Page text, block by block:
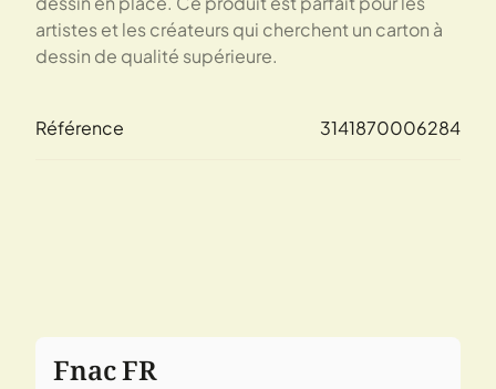
artistes et les créateurs qui cherchent un carton à
dessin de qualité supérieure.
Référence 3141870006284
Fnac FR